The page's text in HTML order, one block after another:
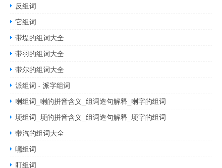
反组词
它组词
带堤的组词大全
带羽的组词大全
带尔的组词大全
派组词 - 派字组词
喇组词_喇的拼音含义_组词造句解释_喇字的组词
埂组词_埂的拼音含义_组词造句解释_埂字的组词
带汽的组词大全
嘿组词
盯组词